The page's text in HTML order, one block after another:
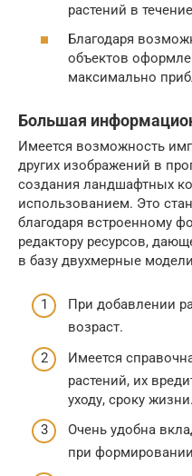
растений в
Благодаря
объектов
максимально
Большая
Имеется возможность
других изображений в
создания ландшафтных
использованием. Это
благодаря встроенному
редактору ресурсов,
в базу двухмерные
При добавлении
возраст.
Имеется
растений, их
уходу, сроку жизни.
Очень удобна
при